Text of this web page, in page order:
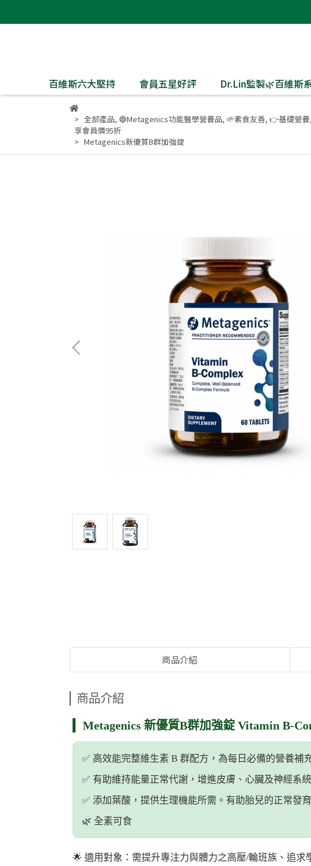
百維斯六大堅持 會員五星好評 Dr.Lin監製🌿百維斯
全部產品, 🔵Metagenics功能醫學營養品, 🌱素食友善, 👉基礎營養,
享會員價95折
Metagenics新優質B群加強錠
商品介紹
商品介紹
Metagenics 新優質B群加強錠 Vitamin B-
✅️ 高效能完整維生素 B 群配方，為每日必備的營養補
✅️ 有助維持能量正常代謝，增進皮膚、心臟及神經系
✅️ 添加葉酸，提供生理機能所需。有助胎兒的正常發
🌿 全素可食
🌟 適用對象：需提升專注力與體力之高壓/輪班族、追